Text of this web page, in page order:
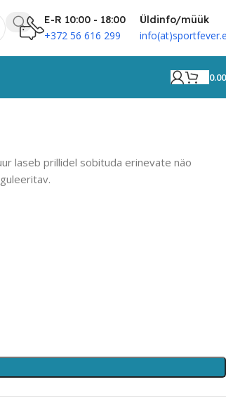
E-R 10:00 - 18:00
+372 56 616 299
Üldinfo/müük
laseb prillidel sobituda erinevate näo